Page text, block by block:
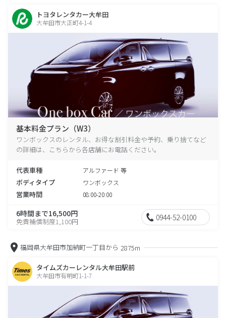
トヨタレンタカー大牟田
大牟田市大正町4-1-4
基本料金プラン（W3）
ワンボックスのレンタル、お得な割引料金や予約、乗り捨てなど
の詳細は、こちらから各店舗にお電話ください。
代表車種 アルファード 等
ボディタイプ ワンボックス
営業時間 08:00-20:00
6時間まで16,500円
免責補償制度1,100円 0944-52-0100
福岡県大牟田市加納町一丁目から 2875m
タイムズカーレンタル大牟田駅前
大牟田市有明町1-1-7